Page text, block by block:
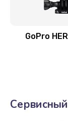
GoPro